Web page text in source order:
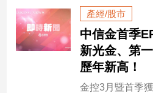
產經/股市
中信金首季
新光金、第
歷年新高！
金控3月暨首季